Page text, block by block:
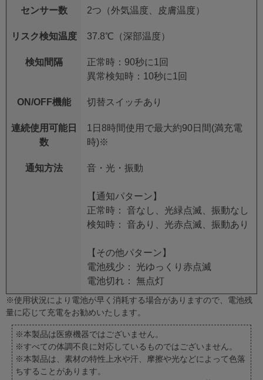
センサー数 2つ（外気温度、皮膚温度）
リスク検知温度 37.8℃（深部温度）
検知間隔
正常時：90秒に1回
異常検知時：10秒に1回
ON/OFF機能 切替スイッチあり
連続使用可能日
数
1日8時間使用で最大約90日間(満充電
時)※
通知方法 音・光・振動
【通知パターン】
正常時： 音なし、光緑点滅、振動なし
検知時： 音あり、光赤点滅、振動あり
【その他パターン】
電池残少： 光ゆっくり赤点滅
電池切れ： 無点灯
※使用状況により電池が早く消耗する場合がありますので、電池残
量に応じて充電をお勧めいたします。
※本製品は医療機器ではございません。
※すべての体調不良に対応しているものではございません。
※本製品は、素材の特性上水や汗、摩擦や光などによって色落
ちすることがあります。